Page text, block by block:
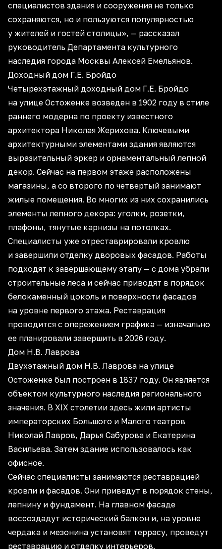
специалистов здания и сооружения не только
сохраняются, но и пользуются популярностью
у жителей и гостей столицы», — рассказал
руководитель Департамента культурного
наследия города Москвы Алексей Емельянов.
Доходный дом Г.Е. Бройдо
Четырехэтажный доходный дом Г.Е. Бройдо
на улице Остоженке возведен в 1902 году в стиле
раннего модерна по проекту известного
архитектора Николая Жерихова. Ключевыми
архитектурными элементами здания являются
выразительный эркер и орнаментальный лепной
декор. Сейчас на первом этаже расположены
магазины, а со второго по четвертый занимают
жилые помещения. Во многих из них сохранились
элементы лепного декора: уголки, розетки,
плафоны, тянутые карнизы на потолках.
Специалисты уже отреставрировали кровлю
и завершили отделку дворовых фасадов. Работы
подходят к завершающему этапу — с дома убрали
строительные леса и сейчас приводят в порядок
белокаменный цоколь и поверхности фасадов
на уровне первого этажа. Реставрация
проводится с опережением графика — изначально
ее планировали завершить в 2026 году.
Дом Н.В. Лаврова
Двухэтажный дом Н.В. Лаврова на улице
Остоженке был построен в 1837 году. Он является
объектом культурного наследия регионального
значения. В XIX столетии здесь жили артисты
императорских Большого и Малого театров
Николай Лавров, Дарья Сабурова и Екатерина
Васильева. Затем здание использовалось как
офисное.
Сейчас специалисты занимаются реставрацией
кровли и фасадов. Они приведут в порядок стены,
лепнину и фундамент. На главном фасаде
воссоздадут исторический балкон и, на уровне
чердака и мезонина установят террасу, проведут
реставрацию и отделку интерьеров.